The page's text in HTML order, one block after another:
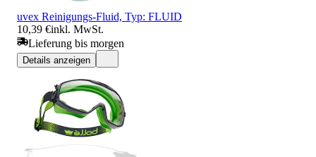
uvex Reinigungs-Fluid, Typ: FLUID
10,39 €inkl. MwSt.
Lieferung bis morgen
Details anzeigen